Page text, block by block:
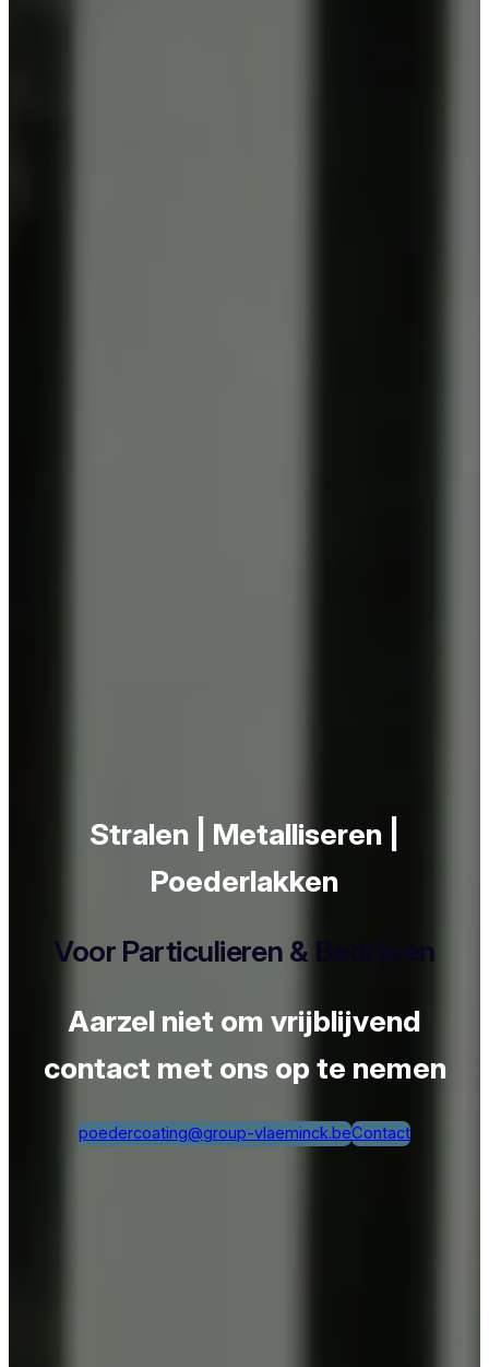
Stralen | Metalliseren |
Poederlakken
Voor Particulieren & Bedrijven
Aarzel niet om vrijblijvend
contact met ons op te nemen
poedercoating@group-vlaeminck.beContact